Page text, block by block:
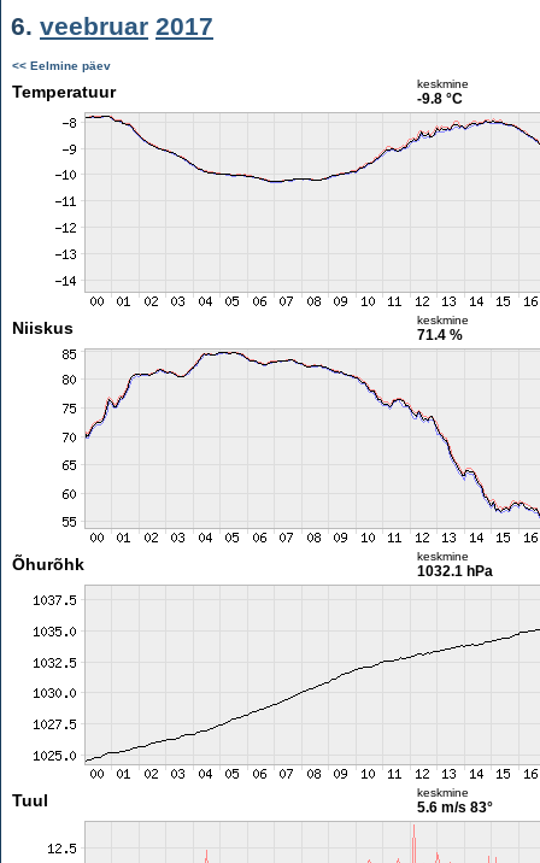
6. veebruar 2017
<< Eelmine päev
Temperatuur keskmine
-9.8 °C
Niiskus keskmine
71.4 %
Õhurõhk keskmine
1032.1 hPa
Tuul keskmine
5.6 m/s 83°